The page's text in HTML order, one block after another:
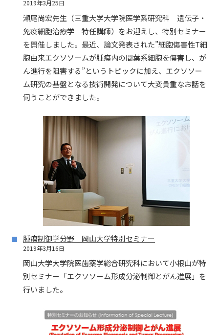
2019年3月25日
瀬尾尚宏先生（三重大学大学院医学系研究科 遺伝子・
免疫細胞治療学 特任講師）をお迎えし、特別セミナー
を開催しました。最近、論文発表された”細胞傷害性T細
胞由来エクソソームが腫瘍内の間葉系細胞を傷害し、が
ん進行を阻害する”というトピックに加え、エクソソー
ム研究の基盤となる技術開発について大変貴重なお話を
伺うことができました。
腫瘍制御学分野 岡山大学特別セミナー
2019年3月16日
岡山大学大学院医歯薬学総合研究科において小根山が特
別セミナー「エクソソーム形成分泌制御とがん進展」を
行いました。